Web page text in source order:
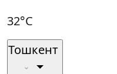
32°C
Тошкент